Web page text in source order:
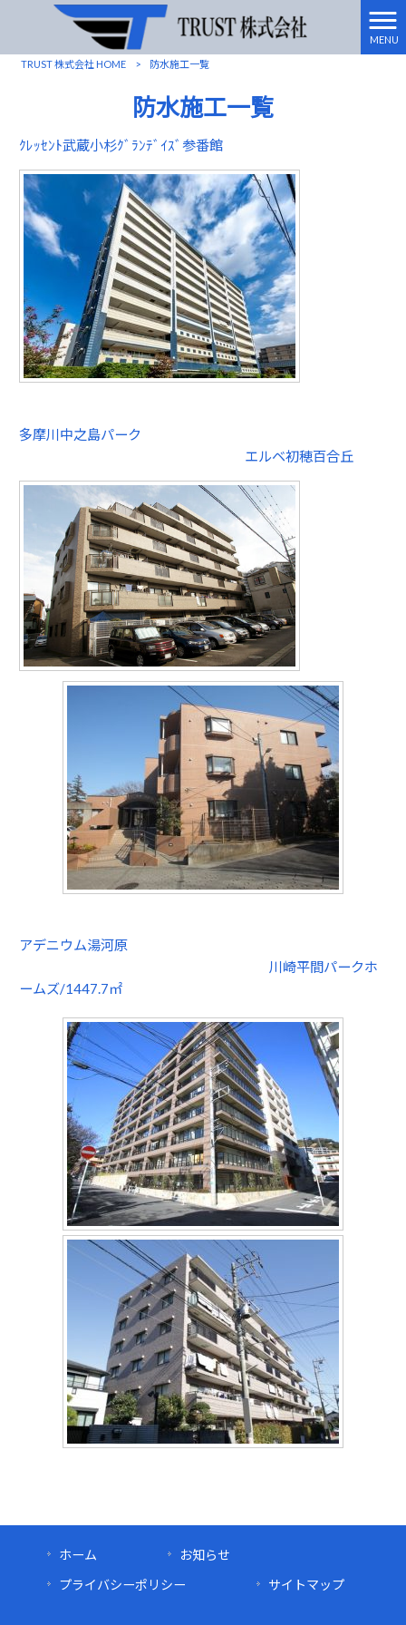
MENU
TRUST 株式会社 HOME > 防水施工一覧
防水施工一覧
ｸﾚｯｾﾝﾄ武蔵小杉ｸﾞﾗﾝﾃﾞｲｽﾞ参番館
多摩川中之島パーク
エルベ初穂百合丘
アデニウム湯河原
川崎平間パークホ
ームズ/1447.7㎡
ホーム
お知らせ
プライバシーポリシー
サイトマップ